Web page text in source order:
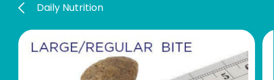
Daily Nutrition